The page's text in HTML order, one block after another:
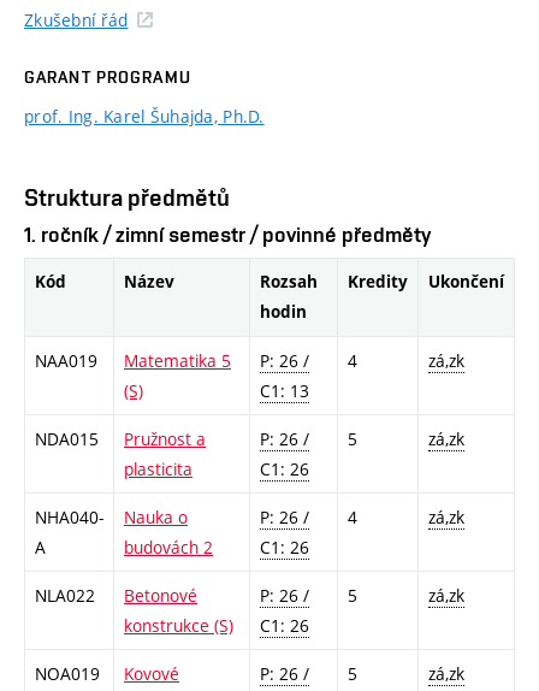
Zkušební řád
GARANT PROGRAMU
prof. Ing. Karel Šuhajda, Ph.D.
Struktura předmětů
1. ročník / zimní semestr / povinné předměty
Kód Název
Rozsah
hodin
Kredity Ukončení
NAA019
Matematika 5
(S)
P: 26 /
C1: 13
4 zá,zk
NDA015
Pružnost a
plasticita
P: 26 /
C1: 26
5 zá,zk
NHA040-
A
Nauka o
budovách 2
P: 26 /
C1: 26
4 zá,zk
NLA022
Betonové
konstrukce (S)
P: 26 /
C1: 26
5 zá,zk
NOA019
Kovové
P: 26 /
5 zá,zk